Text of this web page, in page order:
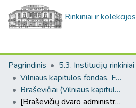
Rinkiniai ir kolekcijos
Pagrindinis
Vilniaus kapitulos fondas. F43
Braševičiai (Vilniaus kapitulos fondas. F43. Bažnytinės valdos)
[Braševičių dvaro administratoriaus M. Buinickio (Michał Buynicki) ir raštininko F. Terpilovskio (Felix Terpilowski) raštai Vilniaus kapitulai finansiniais, ūkiniais klausimais]